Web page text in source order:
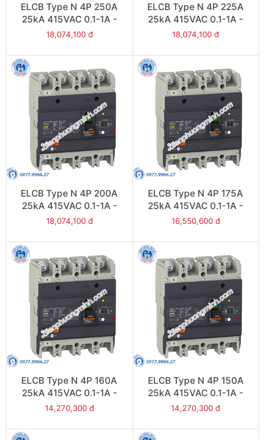
ELCB Type N 4P 250A
25kA 415VAC 0.1-1A -
Model EZCV250N4250
18,074,100 đ
ELCB Type N 4P 225A
25kA 415VAC 0.1-1A -
Model EZCV250N4225
18,074,100 đ
ELCB Type N 4P 200A
25kA 415VAC 0.1-1A -
Model EZCV250N4200
18,074,100 đ
ELCB Type N 4P 175A
25kA 415VAC 0.1-1A -
Model EZCV250N4175
16,550,600 đ
ELCB Type N 4P 160A
25kA 415VAC 0.1-1A -
Model EZCV250N4160
14,270,300 đ
ELCB Type N 4P 150A
25kA 415VAC 0.1-1A -
Model EZCV250N4150
14,270,300 đ